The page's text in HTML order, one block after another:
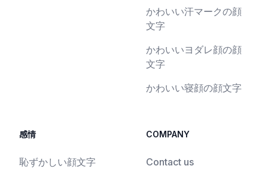
かわいい汗マークの顔
文字
かわいいヨダレ顔の顔
文字
かわいい寝顔の顔文字
感情
恥ずかしい顔文字
COMPANY
Contact us